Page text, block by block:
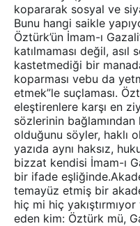
kopararak sosyal ve
Bunu hangi saikle
Öztürk’ün İmam-ı
katılmaması değil, asıl
kastetmediği bir
koparması vebu da
etmek”le suçlaması.
eleştirenlere karşı en
sözlerinin bağlamından
olduğunu söyler, haklı
yazıda aynı haksız,
bizzat kendisi İmam-ı
bir ifade
temayüz etmiş bir
hiç mi hiç
eden kim: Öztürk mü,